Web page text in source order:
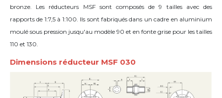
bronze. Les réducteurs MSF sont composés de 9 tailles avec des
rapports de 1:7,5 à 1:100. Ils sont fabriqués dans un cadre en aluminium
moulé sous pression jusqu'au modèle 90 et en fonte grise pour les tailles
110 et 130.
Dimensions réducteur MSF 030